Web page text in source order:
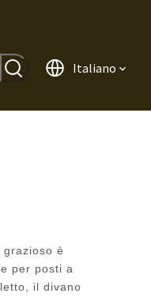
Italiano
grazioso è
per posti a
il divano